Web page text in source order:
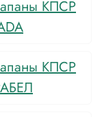
КПСР
КПСР